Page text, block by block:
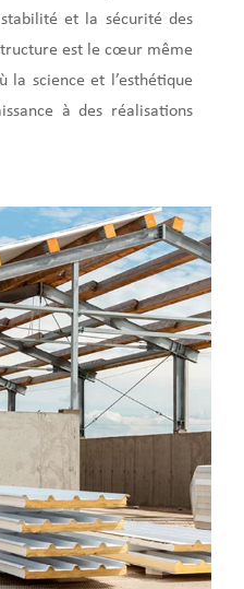
et la sécurité des
est le cœur même
science et l’esthétique
à des réalisations